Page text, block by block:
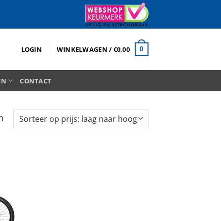
LOGIN WINKELWAGEN /€0,00 0
CONTACT
Gesorteerd